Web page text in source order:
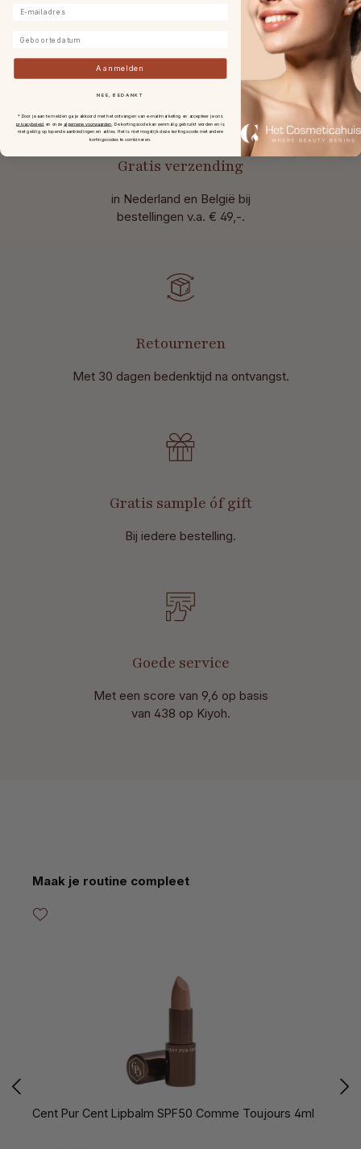
Gratis verzending
in Nederland en België bij
bestellingen v.a. € 49,-.
Retourneren
Met 30 dagen bedenktijd na ontvangst.
Gratis sample óf gift
Bij iedere bestelling.
Goede service
Met een score van 9,6 op basis
van 438 op Kiyoh.
Productgalerij overslaan
Maak je routine compleet
Cent Pur Cent Lipbalm SPF50 Comme Toujours 4ml
Aanmelden
NEE, BEDANKT
* Door je aan te melden ga je akkoord met het ontvangen van e-mailmarketing en accepteer je ons
privacybeleid en onze algemene voorwaarden .De kortingscode kan eenmalig gebruikt worden en is
niet geldig op lopende aanbiedingen en acties. Het is niet mogelijk deze kortingscode met andere
kortingscodes te combineren.